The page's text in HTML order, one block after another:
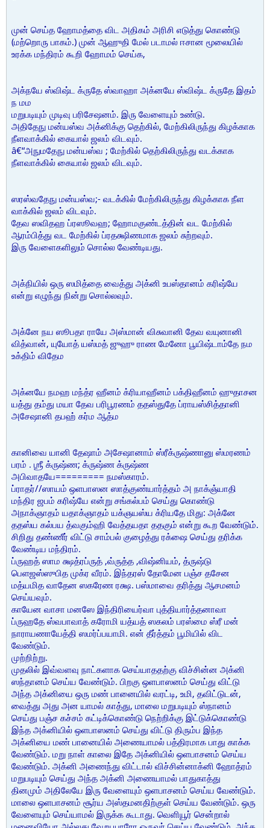
முன் செய்த ஹோமத்தை விட அதிகம் அரிசி எடுத்து கொண்டு
(மற்றொரு பாகம்.) முன் ஆஹுதி மேல் படாமல் ஈசான மூலையில்
உரக்க மந்திரம் கூறி ஹோமம் செய்க,
அக்நயே ஸ்விஷ்ட க்ருதே ஸ்வாஹா அக்னயே ஸ்விஷ்ட க்ருதே இதம்
ந மம
மறுபடியும் முடிவு பரிசேஷனம். இரு வேளையும் உண்டு.
அதிதேநு மன்யஸ்வ அக்னிக்கு தெற்கில், மேற்கிலிருந்து கிழக்காக
நீளவாக்கில் கையால் ஜலம் விடவும்.
â€“அநுமதேநு மன்யஸ்வ ; மேற்கில் தெற்கிலிருந்து வடக்காக
நீளவாக்கில் கையால் ஜலம் விடவும்.
ஸரஸ்வதேநு மன்யஸ்வ;- வடக்கில் மேற்கிலிருந்து கிழக்காக நீள
வாக்கில் ஜலம் விடவும்.
தேவ ஸவிதஹ ப்ரஸூவஹ; ஹோமகுண்டத்தின் வட மேற்கில்
ஆரம்பித்து வட மேற்கில் ப்ரதக்ஷிணமாக ஜலம் சுற்றவும்.
இரு வேளைகளிலும் சொல்ல வேண்டியது.
அக்நியில் ஒரு ஸமித்தை வைத்து அக்னி உபஸ்தானம் கரிஷ்யே
என்று எழுந்து நின்று சொல்லவும்.
அக்னே நய ஸூபதா ராயே அஸ்மான் விசுவானி தேவ வயுனானி
வித்வான், யுயோத் யஸ்மத் ஜுஹு ராண மேனோ பூயிஷ்டாம்தே நம
உக்திம் விதேம
அக்னயே நமஹ மந்த்ர ஹீனம் க்ரியாஹீனம் பக்திஹீனம் ஹுதாசன
யத்து தம்து மயா தேவ பரிபூரணம் ததஸ்துதே ப்ராயஸ்சித்தானி
அசேஷானி தபஹ் கர்ம ஆத்ம
கானிவை யானி தேஷாம் அசேஷானாம் ஸ்ரீக்ருஷ்ணானு ஸ்மரணம்
பரம் . ஶ்ரீ க்ருஷ்ண; க்ருஷ்ண க்ருஷ்ண
அபிவாதயே========= நமஸ்காரம்.
ப்ராதர்//ஸாயம் ஒளபாஸன ஸாத்குண்யார்த்தம் அ நாக்ஞ்யாதி
மந்திர ஜபம் கரிஷ்யே என்று சங்கல்பம் செய்து கொண்டு
அநாக்ஞாதம் யதாக்ஞாதம் யக்ஞயஸ்ய க்ரியதே மிது: அக்னே
ததஸ்ய கல்பய த்வகும்ஹி வேத்தயதா ததகும் என்று கூற வேண்டும்.
சிறிது தண்ணீர் விட்டு சாம்பல் குழைத்து ரக்ஷை செய்து தரிக்க
வேண்டிய மந்திரம்.
ப்ருஹத் ஸாம க்ஷத்ரப்ருத் ,வ்ருத்த ,விஷ்னியம், த்ருஷ்டு
பெளஜஸ்ஸுபித முக்ர வீரம். இந்தரஸ் தோமேன பஞ்ச தசேன
மத்யமித வாதேன ஸகரேண ரக்ஷ. பஸ்மாவை தரித்து ஆசமனம்
செய்யவும்.
காயேன வாசா மனஸே இந்திரியைர்வா புத்தியார்த்தனாவா
ப்ருஹதே ஸ்வபாவாத் கரோமி யத்யத் ஸகலம் பரஸ்மை ஸ்ரீ மன்
நாராயணாயேத்தி ஸமர்ப்பயாமி. என் தீர்த்தம் பூமியில் விட
வேண்டும்.
முற்றிற்று.
முதலில் இவ்வளவு நாட்களாக செய்யாததற்கு விச்சின்ன அக்னி
ஸந்தானம் செய்ய வேண்டும். பிறகு ஒளபாஸனம் செய்து விட்டு
அந்த அக்னியை ஒரு மண் பானையில் வரட்டி, உமி, தவிட்டுடன்,
வைத்து அது அன யாமல் காத்து, மாலை மறுபடியும் ஸ்நானம்
செய்து பஞ்ச கச்சம் கட்டிக்கொண்டு நெற்றிக்கு இட்டுக்கொண்டு
இந்த அக்னியில் ஒளபாஸனம் செய்து விட்டு திரும்ப இந்த
அக்னியை மண் பானையில் அணையாமல் பத்திரமாக பாது காக்க
வேண்டும். மறு நாள் காலை இதே அக்னியில் ஒளபாசனம் செய்ய
வேண்டும். அக்னி அணைந்து விட்டால் விச்சின்னாக்னி ஹோத்ரம்
மறுபடியும் செய்து அந்த அக்னி அணையாமல் பாதுகாத்து
தினமும் அதிலேயே இரு வேளையும் ஒளபாசனம் செய்ய வேண்டும்.
மாலை ஒளபாசனம் சூர்ய அஸ்தமனதிற்குள் செய்ய வேண்டும். ஒரு
வேளையும் செய்யாமல் இருக்க கூடாது. வெளியூர் சென்றால்